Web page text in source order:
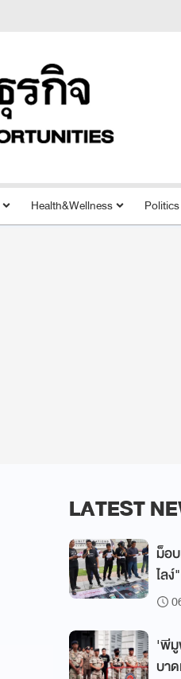
Health&Wellness Politics
LATEST
ม็อ
ไลง์
'พีมู
บา